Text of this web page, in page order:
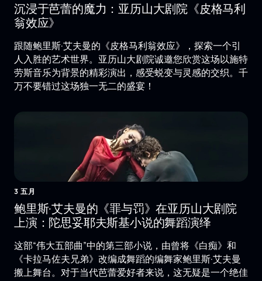
沉浸于芭蕾的魔力：亚历山大剧院《皮格马利
翁效应》
跟随鲍里斯·艾夫曼的《皮格马利翁效应》，探索一个引
人入胜的艺术世界。亚历山大剧院诚邀您欣赏这场以施特
劳斯音乐为背景的精彩演出，感受蜕变与灵感的交织。千
万不要错过这场独一无二的盛宴！
3 五月
鲍里斯·艾夫曼的《罪与罚》在亚历山大剧院
上演：陀思妥耶夫斯基小说的舞蹈演绎
这部“伟大五部曲”中的第三部小说，由曾将《白痴》和
《卡拉马佐夫兄弟》改编成舞蹈的编舞家鲍里斯·艾夫曼
搬上舞台。对于当代芭蕾爱好者来说，这无疑是一个绝佳